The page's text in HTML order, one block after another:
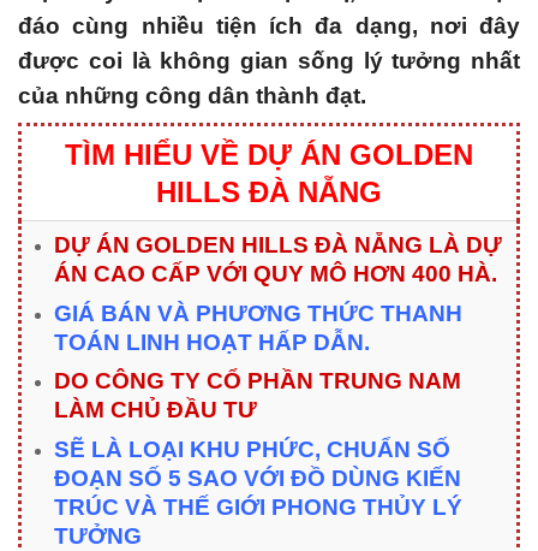
đáo cùng nhiều tiện ích đa dạng, nơi đây
được coi là không gian sống lý tưởng nhất
của những công dân thành đạt.
TÌM HIỂU VỀ DỰ ÁN GOLDEN
HILLS ĐÀ NẴNG
DỰ ÁN GOLDEN HILLS ĐÀ NẴNG LÀ DỰ
ÁN CAO CẤP VỚI QUY MÔ HƠN 400 HÀ.
GIÁ BÁN VÀ PHƯƠNG THỨC THANH
TOÁN LINH HOẠT HẤP DẪN.
DO CÔNG TY CỔ PHẦN TRUNG NAM
LÀM CHỦ ĐẦU TƯ
SẼ LÀ LOẠI KHU PHỨC, CHUẨN SỐ
ĐOẠN SỐ 5 SAO VỚI ĐỒ DÙNG KIẾN
TRÚC VÀ THẾ GIỚI PHONG THỦY LÝ
TƯỞNG